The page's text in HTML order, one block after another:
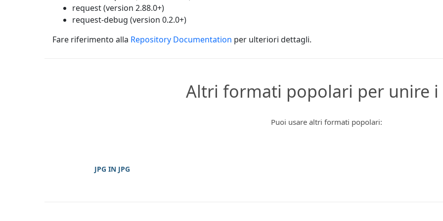
request (version 2.88.0+)
request-debug (version 0.2.0+)
Fare riferimento alla Repository Documentation per ulteriori dettagli.
Altri formati popolari per unire i
Puoi usare altri formati popolari:
JPG IN JPG